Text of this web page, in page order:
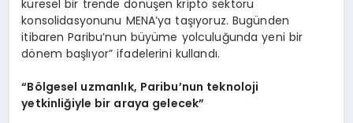
küresel bir trende dönüşen kripto sektörü
konsolidasyonunu MENA’ya taşıyoruz. Bugünden
itibaren Paribu’nun büyüme yolculuğunda yeni bir
dönem başlıyor” ifadelerini kullandı.
“Bölgesel uzmanlık, Paribu’nun teknoloji
yetkinliğiyle bir araya gelecek”